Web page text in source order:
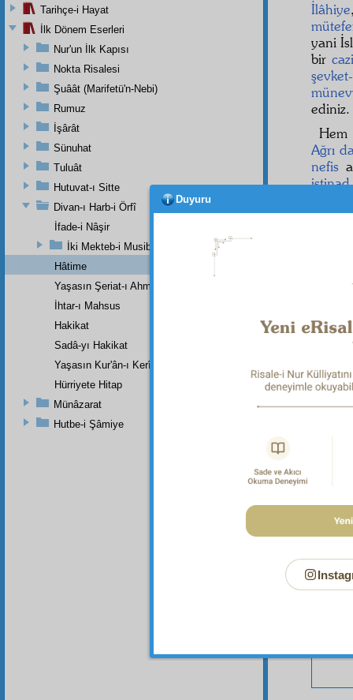
İlâhiye
yani
bir
ediniz.
Ağrı
nefis
istinad
Bu
Tarihçe-i Hayat
İlk Dönem Eserleri
Nur'un İlk Kapısı
Nokta Risalesi
Şuâât (Marifetü'n-Nebi)
Rumuz
İşârât
Sünuhat
Tuluât
Hutuvat-ı Sitte
Divan-ı Harb-i Örfî
İfade-i Nâşir
İki Mekteb-i Musibetin Şehadetnamesi
Hâtime
Yaşasın Şeriat-ı Ahmedî (a.s.m.)
İhtar-ı Mahsus
Hakikat
Sadâ-yı Hakikat
Yaşasın Kur'ân-ı Kerîmin Kanûn-u Esasîleri
Hürriyete Hitap
Münâzarat
Hutbe-i Şâmiye
Duyuru